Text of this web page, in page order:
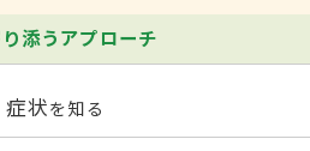
添うアプローチ
症状を知る